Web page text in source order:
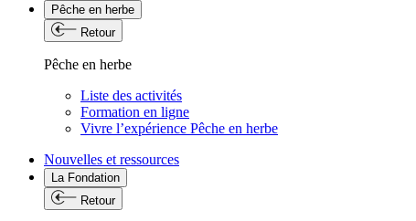
Pêche en herbe
Retour
Pêche en herbe
Liste des activités
Formation en ligne
Vivre l’expérience Pêche en herbe
Nouvelles et ressources
La Fondation
Retour